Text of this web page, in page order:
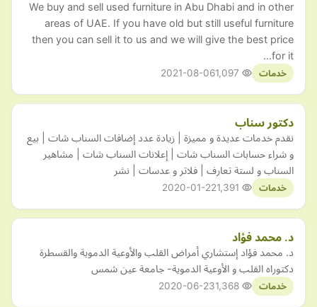
We buy and sell used furniture in Abu Dhabi and in other
areas of UAE. If you have old but still useful furniture
then you can sell it to us and we will give the best price
for it…
خدمات 2021-08-06
دكتور سناب
نقدم خدمات عديدة و مميزة | زيادة عدد إضافات السناب شات | بيع
و شراء حسابات السناب شات | إعلانات السناب شات | مشاهير
السناب و لستة تعارف | فلاتر و عدسات | نشر
خدمات 2020-01-22
د. محمد فؤاد
د. محمد فؤاد إستشاري أمراض القلب والأوعية الدموية والقسطرة
دكتوراه القلب و الأوعية الدموية- جامعة عين شمس
خدمات 2020-06-23